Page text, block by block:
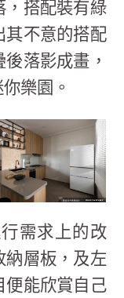
，搭配裝有綠
其不意的搭配
落影成畫，
樂園。
需求上的改
納層板，及左
便能欣賞自己